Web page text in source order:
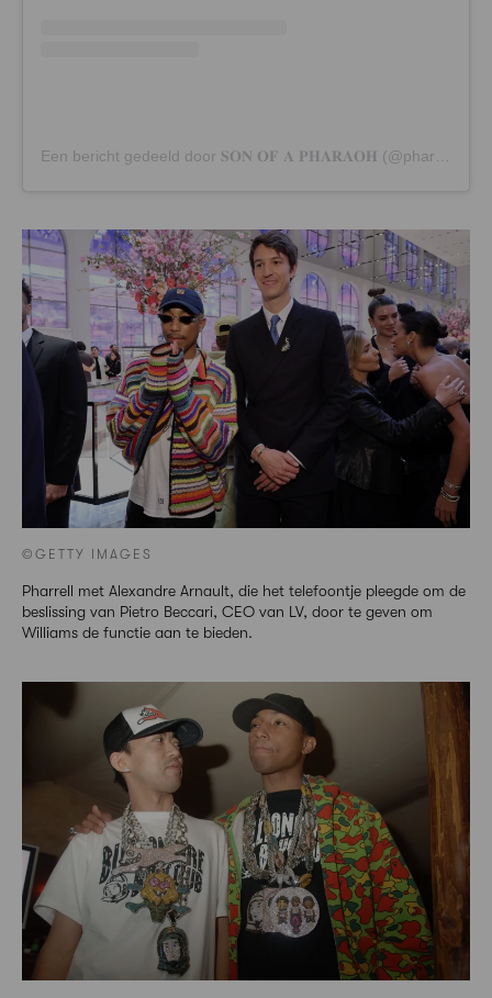
©GETTY IMAGES
Pharrell met Alexandre Arnault, die het telefoontje pleegde om de
beslissing van Pietro Beccari, CEO van LV, door te geven om
Williams de functie aan te bieden.